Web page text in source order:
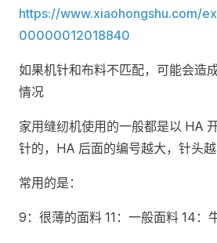
https://www.xiaohongshu.com/
00000012018840
如果机针和布料不匹配，可能会造
情况
家用缝纫机使用的一般都是以 HA
针的，HA 后面的编号越大，针头越
常用的是：
9：很薄的面料 11：一般面料 14：